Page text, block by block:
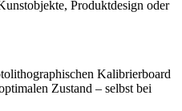
Produktdesign oder
Kalibrierboard
Zustand – selbst bei